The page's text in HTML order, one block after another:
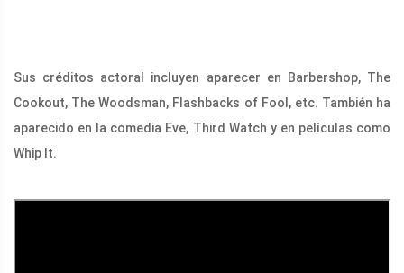
Sus créditos actoral incluyen aparecer en Barbershop, The
Cookout, The Woodsman, Flashbacks of Fool, etc. También ha
aparecido en la comedia Eve, Third Watch y en películas como
Whip It.